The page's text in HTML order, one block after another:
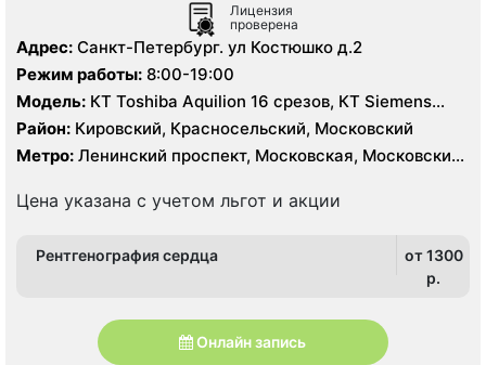
Лицензия
проверена
Адрес: Санкт-Петербург. ул Костюшко д.2
Режим работы: 8:00-19:00
Модель: КТ Toshiba Aquilion 16 срезов, КТ Siemens
Somatom Definition 64 срезов, УЗИ
Район: Кировский, Красносельский, Московский
Метро: Ленинский проспект, Московская, Московские
Цена указана с учетом льгот и акции
Рентгенография сердца
от 1300
p.
Онлайн запись